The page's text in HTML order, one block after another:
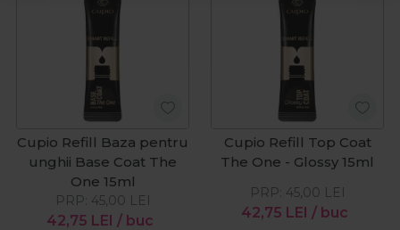
Cupio Refill Baza pentru
unghii Base Coat The
One 15ml
42,75 LEI / buc
PRP: 45,00 LEI
Cupio Refill Top Coat
The One - Glossy 15ml
42,75 LEI / buc
PRP: 45,00 LEI